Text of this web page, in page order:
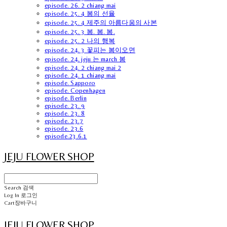
episode. 26. 2 chiang mai
episode. 25. 4 봄의 선율
episode. 25. 4 제주의 아름다움의 사본
episode. 25. 3 봄. 봄. 봄.
episode. 25. 2 나의 행복
episode. 24. 3 꽃피는 봄이오면
episode. 24. jeju 는 march 봄
episode. 24. 2 chiang mai 2
episode. 24. 1 chiang mai
episode. Sapporo
episode. Copenhagen
episode. Berlin
episode. 23. 9
episode. 23. 8
episode. 23.7
episode. 23.6
episode.23.6.1
JEJU FLOWER SHOP
Search 검색
Log In 로그인
Cart장바구니